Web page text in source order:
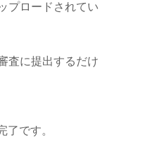
プロードされてい
査に提出するだけ
了です。